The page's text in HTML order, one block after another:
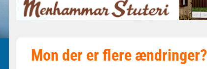
Mon der er flere ændringer?